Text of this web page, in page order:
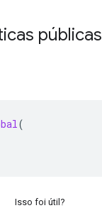
públicas
(
Isso foi útil?